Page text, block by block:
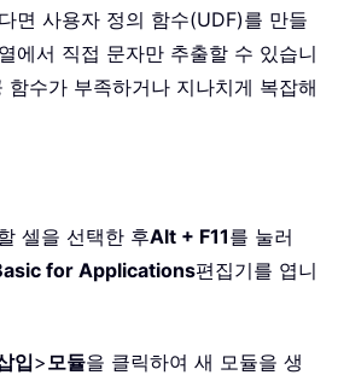
면 사용자 정의 함수(UDF)를 만들
에서 직접 문자만 추출할 수 있습니
함수가 부족하거나 지나치게 복잡해
셀을 선택한 후Alt + F11를 눌러
for Applications편집기를 엽니
입>모듈을 클릭하여 새 모듈을 생